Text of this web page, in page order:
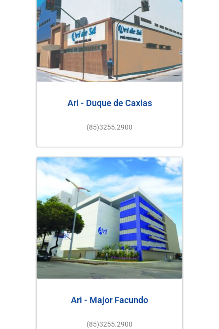
Ari - Duque de Caxias
(85)3255.2900
Ari - Major Facundo
(85)3255.2900